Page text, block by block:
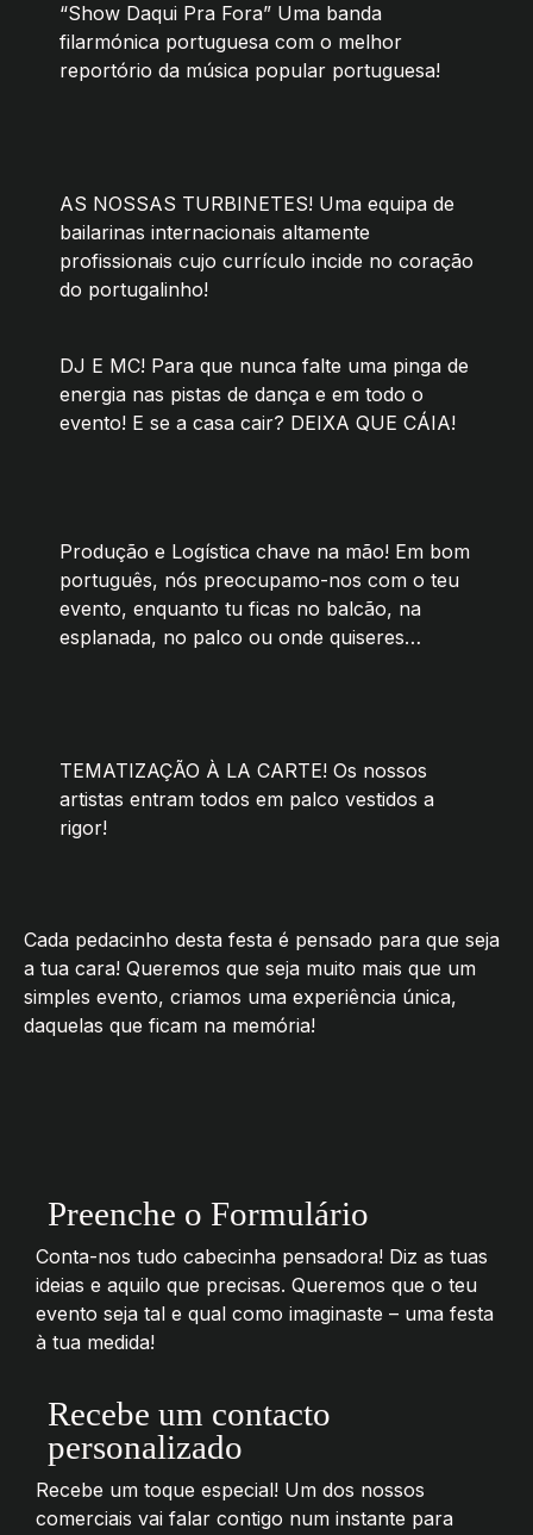
“Show Daqui Pra Fora” Uma banda
filarmónica portuguesa com o melhor
reportório da música popular portuguesa!
AS NOSSAS TURBINETES! Uma equipa de
bailarinas internacionais altamente
profissionais cujo currículo incide no coração
do portugalinho!
DJ E MC! Para que nunca falte uma pinga de
energia nas pistas de dança e em todo o
evento! E se a casa cair? DEIXA QUE CÁIA!
Produção e Logística chave na mão! Em bom
português, nós preocupamo-nos com o teu
evento, enquanto tu ficas no balcão, na
esplanada, no palco ou onde quiseres…
TEMATIZAÇÃO À LA CARTE! Os nossos
artistas entram todos em palco vestidos a
rigor!
Cada pedacinho desta festa é pensado para que seja
a tua cara! Queremos que seja muito mais que um
simples evento, criamos uma experiência única,
daquelas que ficam na memória!
Preenche o Formulário
Conta-nos tudo cabecinha pensadora! Diz as tuas
ideias e aquilo que precisas. Queremos que o teu
evento seja tal e qual como imaginaste – uma festa
à tua medida!
Recebe um contacto
personalizado
Recebe um toque especial! Um dos nossos
comerciais vai falar contigo num instante para